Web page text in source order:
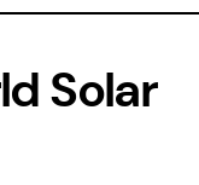
Solar